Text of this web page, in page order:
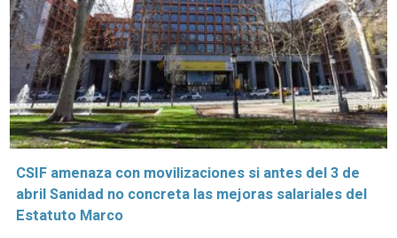
CSIF amenaza con movilizaciones si antes del 3 de
abril Sanidad no concreta las mejoras salariales del
Estatuto Marco